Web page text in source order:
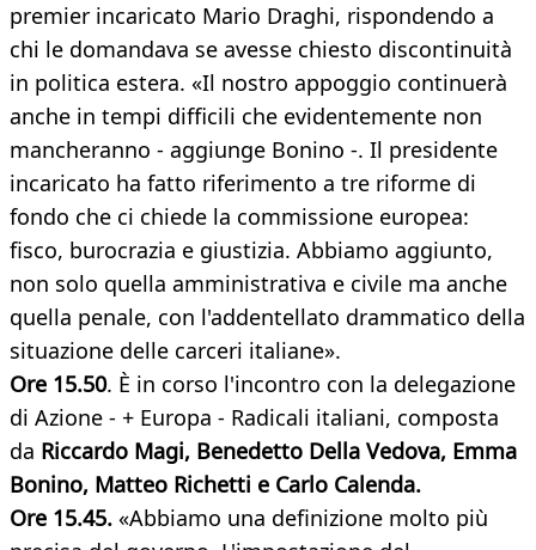
premier incaricato Mario Draghi, rispondendo a
chi le domandava se avesse chiesto discontinuità
in politica estera. «Il nostro appoggio continuerà
anche in tempi difficili che evidentemente non
mancheranno - aggiunge Bonino -. Il presidente
incaricato ha fatto riferimento a tre riforme di
fondo che ci chiede la commissione europea:
fisco, burocrazia e giustizia. Abbiamo aggiunto,
non solo quella amministrativa e civile ma anche
quella penale, con l'addentellato drammatico della
situazione delle carceri italiane».
Ore 15.50. È in corso l'incontro con la delegazione
di Azione - + Europa - Radicali italiani, composta
da Riccardo Magi, Benedetto Della Vedova, Emma
Bonino, Matteo Richetti e Carlo Calenda.
Ore 15.45. «Abbiamo una definizione molto più